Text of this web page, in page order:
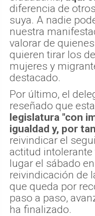
diferencia de
suya. A nadie
nuestra
valorar de
quieren tirar los
mujeres y
destacado.
Por último, el
reseñado que
legislatura "con
igualdad y, por
reivindicar el
actitud intolerante
lugar el sábado
reivindicación de
que queda por
paso a paso,
ha finalizado.